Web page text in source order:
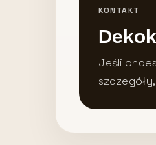
KONTAKT
Jeśli